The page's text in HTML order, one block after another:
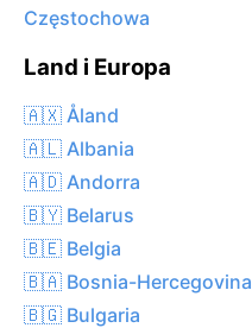
Częstochowa
Land i Europa
🇦🇽 Åland
🇦🇱 Albania
🇦🇩 Andorra
🇧🇾 Belarus
🇧🇪 Belgia
🇧🇦 Bosnia-Hercegovina
🇧🇬 Bulgaria